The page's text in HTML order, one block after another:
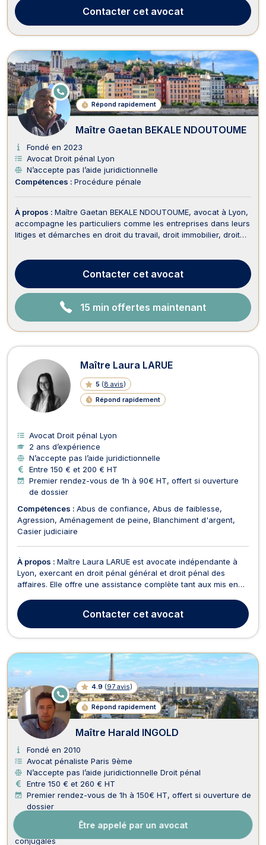
Être appelé par un avocat
jusque devant les juridic...Contacter cet avocat
Répond rapidement
E
N
G
N
E
Maître Gaetan BEKALE NDOUTOUME
Fondé en 2023
Avocat Droit pénal Lyon
N’accepte pas l’aide juridictionnelle
Compétences : Procédure pénale
À propos : Maître Gaetan BEKALE NDOUTOUME, avocat à Lyon,
accompagne les particuliers comme les entreprises dans leurs
litiges et démarches en droit du travail, droit immobilier, droit
étrangers et de la nationali...
Contacter cet avocat
15 min offertes maintenant
Maître Laura LARUE
5 (8 avis)
Répond rapidement
Avocat Droit pénal Lyon
2 ans d’expérience
N’accepte pas l’aide juridictionnelle
Entre 150 € et 200 € HT
Premier rendez-vous de 1h à 90€ HT, offert si ouverture
de dossier
Compétences : Abus de confiance Abus de faiblesse
Agression Aménagement de peine Blanchiment d'argent
Casier judiciaire
À propos : Maître Laura LARUE est avocate indépendante à
Lyon, exercant en droit pénal général et droit pénal des
affaires. Elle offre une assistance complète tant aux mis en
humain et sans jugement. En droit pénal, Maître LARUE
intervient dans une large gamme de procédures, notamm...
Contacter cet avocat
4.9 (97 avis)
Répond rapidement
E
N
G
N
E
Maître Harald INGOLD
Fondé en 2010
Avocat pénaliste Paris 9ème
N’accepte pas l’aide juridictionnelle Droit pénal
Entre 150 € et 260 € HT
Premier rendez-vous de 1h à 150€ HT, offert si ouverture de
dossier
Compétences :
Casier judiciaire
Trafic de stupéfiant Tribunal correctionnel Violences
conjugales